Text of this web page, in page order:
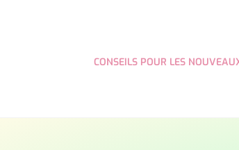
CONSEILS POUR LES